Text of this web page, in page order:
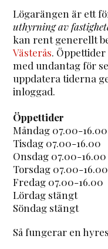
Lögarängen är ett
uthyrning av
kan rent generellt
Västerås.
med undantag för
uppdatera tiderna
inloggad.
Öppettider
Måndag 07.00-16.00
Tisdag 07.00-16.00
Onsdag 07.00-16.00
Torsdag 07.00-16.00
Fredag 07.00-16.00
Lördag stängt
Söndag stängt
Så fungerar en